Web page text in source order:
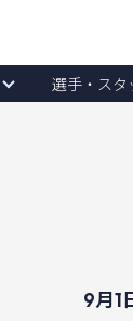
選手・スタ
9月1